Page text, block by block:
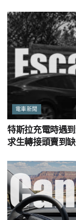
電車新聞
特斯拉充電時遇
求生轉接頭賣到